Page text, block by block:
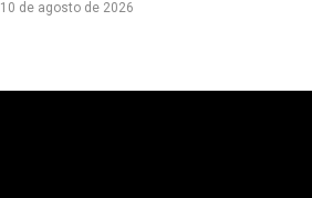
10 de agosto de 2026